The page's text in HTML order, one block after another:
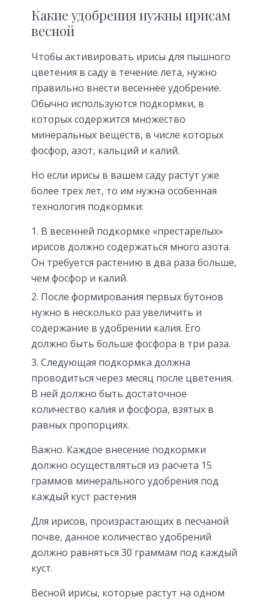
Какие удобрения нужны ирисам
весной
Чтобы активировать ирисы для пышного
цветения в саду в течение лета, нужно
правильно внести весеннее удобрение.
Обычно используются подкормки, в
которых содержится множество
минеральных веществ, в числе которых
фосфор, азот, кальций и калий.
Но если ирисы в вашем саду растут уже
более трех лет, то им нужна особенная
технология подкормки:
В весенней подкормке «престарелых»
ирисов должно содержаться много азота.
Он требуется растению в два раза больше,
чем фосфор и калий.
После формирования первых бутонов
нужно в несколько раз увеличить и
содержание в удобрении калия. Его
должно быть больше фосфора в три раза.
Следующая подкормка должна
проводиться через месяц после цветения.
В ней должно быть достаточное
количество калия и фосфора, взятых в
равных пропорциях.
Важно. Каждое внесение подкормки
должно осуществляться из расчета 15
граммов минерального удобрения под
каждый куст растения
Для ирисов, произрастающих в песчаной
почве, данное количество удобрений
должно равняться 30 граммам под каждый
куст.
Весной ирисы, которые растут на одном